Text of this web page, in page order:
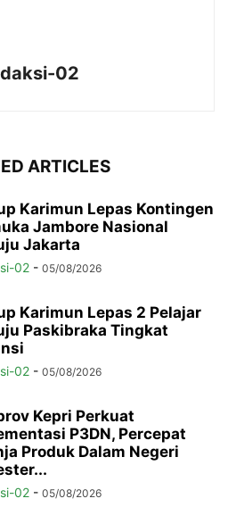
02
ARTICLES
Karimun Lepas Kontingen
Jambore Nasional
Jakarta
02 - 05/08/2026
Karimun Lepas 2 Pelajar
Paskibraka Tingkat
02 - 05/08/2026
Kepri Perkuat
P3DN, Percepat
Produk Dalam Negeri
02 - 05/08/2026